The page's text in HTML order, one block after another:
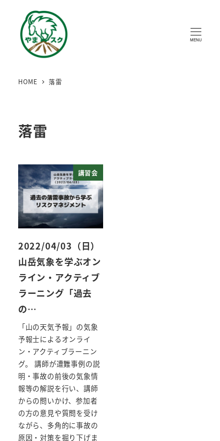
MENU
HOME 落雷
落雷
講習会
2022/04/03（日）
山岳気象を学ぶオン
ライン・アクティブ
ラーニング「過去
の…
「山の天気予報」の気象
予報士によるオンライ
ン・アクティブラーニン
グ。 講師が遭難事例の説
明・事故の前後の気象情
報等の解説を行い、講師
からの問いかけ、参加者
の方の意見や質問を受け
ながら、多角的に事故の
原因・対策を掘り下げま